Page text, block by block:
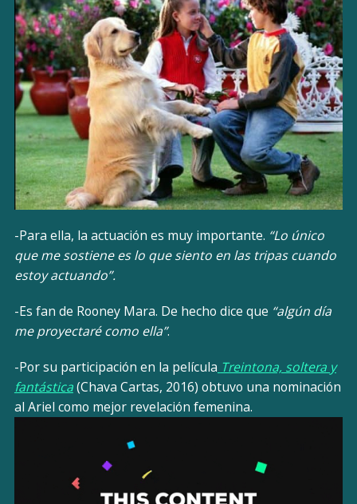
-Para ella, la actuación es muy importante. “Lo único
que me sostiene es lo que siento en las tripas cuando
estoy actuando”.
-Es fan de Rooney Mara. De hecho dice que “algún día
me proyectaré como ella”.
-Por su participación en la película Treintona, soltera y
fantástica(Chava Cartas, 2016) obtuvo una nominación
al Ariel como mejor revelación femenina.